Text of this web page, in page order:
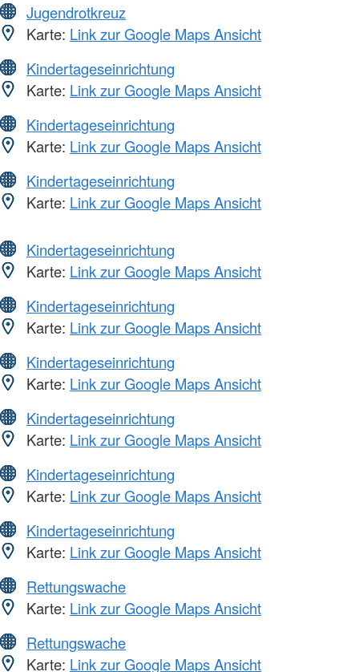
Jugendrotkreuz
Karte: Link zur Google Maps Ansicht
Kindertageseinrichtung
Karte: Link zur Google Maps Ansicht
Kindertageseinrichtung
Karte: Link zur Google Maps Ansicht
Kindertageseinrichtung
Karte: Link zur Google Maps Ansicht
Kindertageseinrichtung
Karte: Link zur Google Maps Ansicht
Kindertageseinrichtung
Karte: Link zur Google Maps Ansicht
Kindertageseinrichtung
Karte: Link zur Google Maps Ansicht
Kindertageseinrichtung
Karte: Link zur Google Maps Ansicht
Kindertageseinrichtung
Karte: Link zur Google Maps Ansicht
Kindertageseinrichtung
Karte: Link zur Google Maps Ansicht
Rettungswache
Karte: Link zur Google Maps Ansicht
Rettungswache
Karte: Link zur Google Maps Ansicht